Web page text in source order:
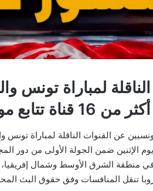
لمباراة تونس
الشرق الأوسط وشمال إفريقيا،